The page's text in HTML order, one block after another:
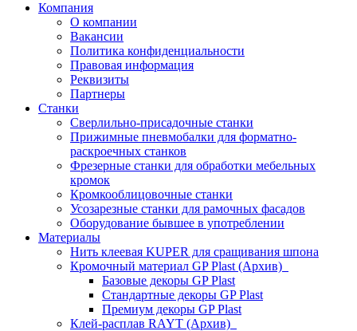
Компания
О компании
Вакансии
Политика конфиденциальности
Правовая информация
Реквизиты
Партнеры
Станки
Сверлильно-присадочные станки
Прижимные пневмобалки для форматно-
раскроечных станков
Фрезерные станки для обработки мебельных
кромок
Кромкооблицовочные станки
Усозарезные станки для рамочных фасадов
Оборудование бывшее в употреблении
Материалы
Нить клеевая KUPER для сращивания шпона
Кромочный материал GP Plast (Архив)
Базовые декоры GP Plast
Стандартные декоры GP Plast
Премиум декоры GP Plast
Клей-расплав RAYT (Архив)